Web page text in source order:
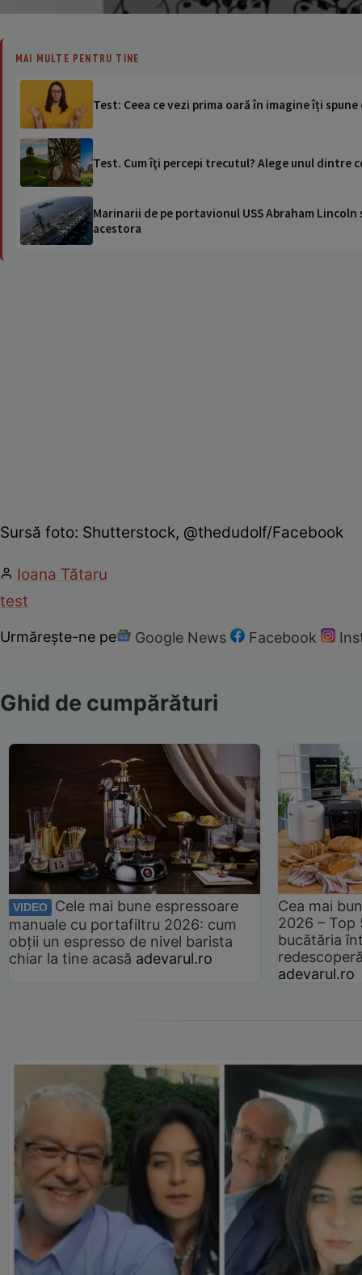
MAI MULTE PENTRU TINE
Test: Ceea ce vezi prima oară în imagine îți
Test. Cum îţi percepi trecutul? Alege unul dintre
Marinarii de pe portavionul USS Abraham
acestora
Sursă foto: Shutterstock, @thedudolf/Facebook
Ioana Tătaru
test
Urmărește-ne pe Google News Facebook
Ghid de cumpărături
VIDEO
Cele mai bune espressoare
manuale cu portafiltru 2026: cum
obții un espresso de nivel barista
chiar la tine acasă adevarul.ro
Cea mai
2026 –
bucătăria
adevarul.ro